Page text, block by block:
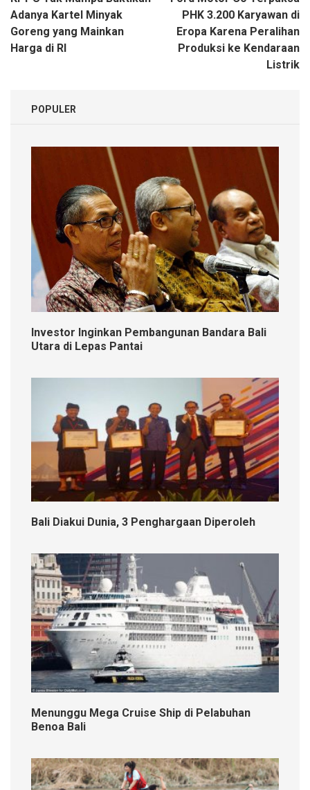
pos
Adanya Kartel Minyak
Goreng yang Mainkan
Harga di RI
PHK 3.200 Karyawan di
Eropa Karena Peralihan
Produksi ke Kendaraan
Listrik
POPULER
Investor Inginkan Pembangunan Bandara Bali
Utara di Lepas Pantai
Bali Diakui Dunia, 3 Penghargaan Diperoleh
Menunggu Mega Cruise Ship di Pelabuhan
Benoa Bali